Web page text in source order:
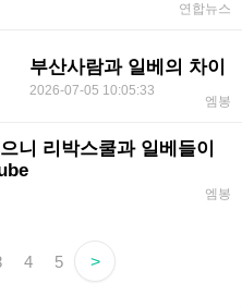
연합뉴스
부산사람과 일베의 차이
2026-07-05 10:05:33
엠봉
니 리박스쿨과 일베들이
엠봉
4 5 >